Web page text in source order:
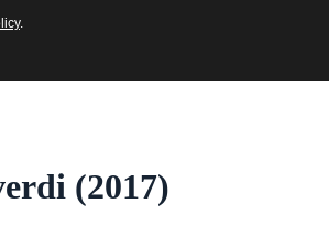
(2017)
..